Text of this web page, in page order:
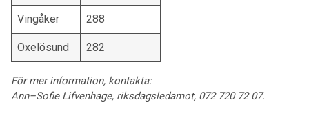
Vingåker 288
Oxelösund 282
För mer information, kontakta:
Ann–Sofie Lifvenhage, riksdagsledamot, 072 720 72 07.